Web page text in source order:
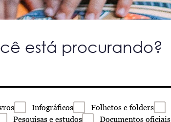
está procurando?
Infográficos Folhetos e folders
Pesquisas e estudos Documentos oficiais